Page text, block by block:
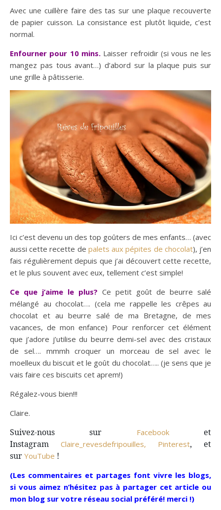
Avec une cuillère faire des tas sur une plaque recouverte
de papier cuisson. La consistance est plutôt liquide, c’est
normal.
Enfourner pour 10 mins. Laisser refroidir (si vous ne les
mangez pas tous avant…) d’abord sur la plaque puis sur
une grille à pâtisserie.
Ici c’est devenu un des top goûters de mes enfants… (avec
aussi cette recette de palets aux pépites de chocolat), j’en
fais régulièrement depuis que j’ai découvert cette recette,
et le plus souvent avec eux, tellement c’est simple!
Ce que j’aime le plus? Ce petit goût de beurre salé
mélangé au chocolat…. (cela me rappelle les crêpes au
chocolat et au beurre salé de ma Bretagne, de mes
vacances, de mon enfance) Pour renforcer cet élément
que j’adore j’utilise du beurre demi-sel avec des cristaux
de sel…. mmmh croquer un morceau de sel avec le
moelleux du biscuit et le goût du chocolat….. (je sens que je
vais faire ces biscuits cet aprem!)
Régalez-vous bien!!!
Claire.
Suivez-nous sur Facebooket
Instagram Claire_revesdefripouilles, Pinterest, et
sur YouTube !
(Les commentaires et partages font vivre les blogs,
si vous aimez n’hésitez pas à partager cet article ou
mon blog sur votre réseau social préféré! merci !)